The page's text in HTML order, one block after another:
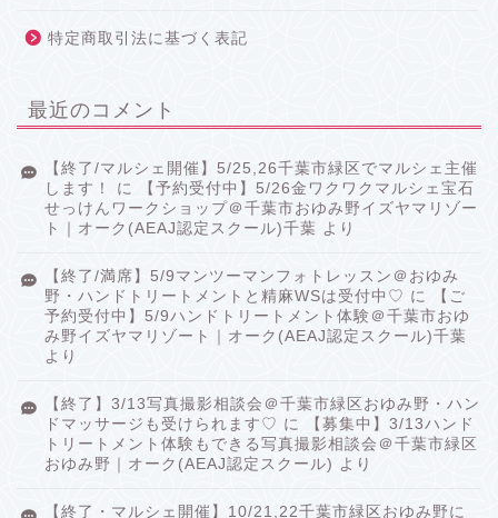
特定商取引法に基づく表記
最近のコメント
【終了/マルシェ開催】5/25,26千葉市緑区でマルシェ主催
します！
に
【予約受付中】5/26金ワクワクマルシェ宝石
せっけんワークショップ＠千葉市おゆみ野イズヤマリゾー
ト｜オーク(AEAJ認定スクール)千葉 より
【終了/満席】5/9マンツーマンフォトレッスン＠おゆみ
野・ハンドトリートメントと精麻WSは受付中♡ に
【ご
予約受付中】5/9ハンドトリートメント体験＠千葉市おゆ
み野イズヤマリゾート｜オーク(AEAJ認定スクール)千葉
より
【終了】3/13写真撮影相談会＠千葉市緑区おゆみ野・ハン
ドマッサージも受けられます♡ に
【募集中】3/13ハンド
トリートメント体験もできる写真撮影相談会＠千葉市緑区
おゆみ野｜オーク(AEAJ認定スクール) より
【終了・マルシェ開催】10/21,22千葉市緑区おゆみ野に